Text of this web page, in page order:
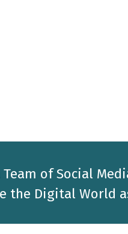
Team of Social
the Digital World